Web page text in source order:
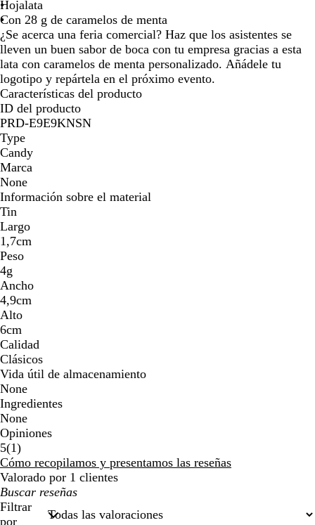
la
imagen
imagen
la
imagen
imagen
a
t
e
a
d
o
m
a
t
e
j
o
u
l
r
é
f
l
e
x
a
n
c
o
g
r
o
Hojalata
Con 28 g de caramelos de menta
¿Se acerca una feria comercial? Haz que los asistentes se
lleven un buen sabor de boca con tu empresa gracias a esta
lata con caramelos de menta personalizado. Añádele tu
logotipo y repártela en el próximo evento.
Características del producto
ID del producto
PRD-E9E9KNSN
Type
Candy
Marca
None
Información sobre el material
Tin
Largo
1,7cm
Peso
4g
Ancho
4,9cm
Alto
6cm
Calidad
Clásicos
Vida útil de almacenamiento
None
Ingredientes
None
Opiniones
5(11
reseñas
)
Cómo recopilamos y presentamos las reseñas
Valorado por 1 clientes
Mis
búsquedas
Filtrar
por